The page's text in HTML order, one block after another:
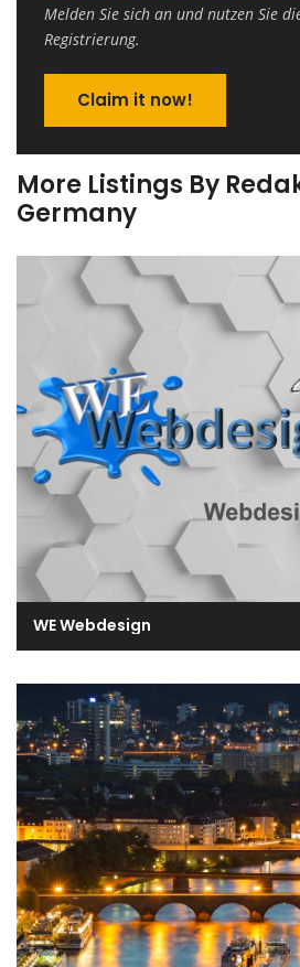
Melden Sie sich an und nutzen Sie
Registrierung.
Claim it now!
More Listings By
Germany
WE Webdesign